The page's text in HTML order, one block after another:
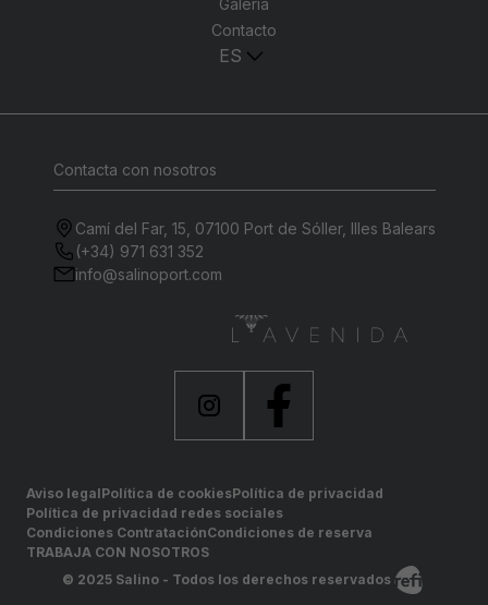
Contacto
ES
Contacta con nosotros
Camí del Far, 15, 07100 Port de Sóller, Illes Balears
(+34) 971 631 352
info@salinoport.com
Aviso legalPolítica de cookiesPolítica de privacidad
Política de privacidad redes sociales
Condiciones ContrataciónCondiciones de reserva
TRABAJA CON NOSOTROS
© 2025 Salino - Todos los derechos reservados